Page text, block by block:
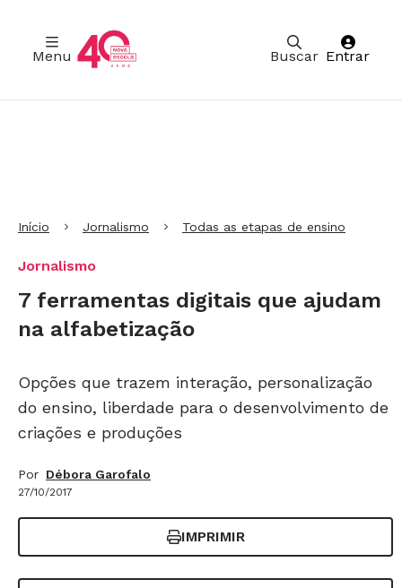
Buscar
Menu Entrar
Início Jornalismo Todas as etapas de ensino
Jornalismo
7 ferramentas digitais que ajudam
na alfabetização
Opções que trazem interação, personalização
do ensino, liberdade para o desenvolvimento de
criações e produções
Por Débora Garofalo
27/10/2017
IMPRIMIR